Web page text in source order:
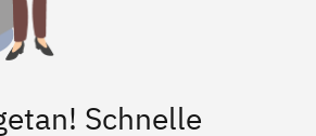
Schnelle